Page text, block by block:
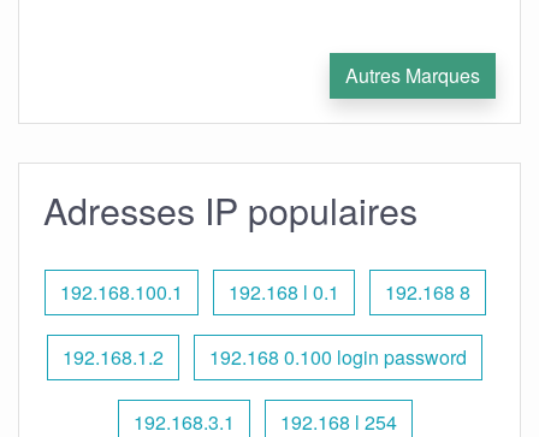
Autres Marques
Adresses IP populaires
192.168.100.1 192.168 l 0.1 192.168 8
192.168.1.2 192.168 0.100 login password
192.168.3.1 192.168 l 254